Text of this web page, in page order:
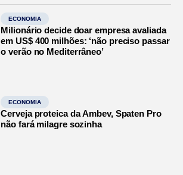
ECONOMIA
Milionário decide doar empresa avaliada
em US$ 400 milhões: ‘não preciso passar
o verão no Mediterrâneo’
ECONOMIA
Cerveja proteica da Ambev, Spaten Pro
não fará milagre sozinha